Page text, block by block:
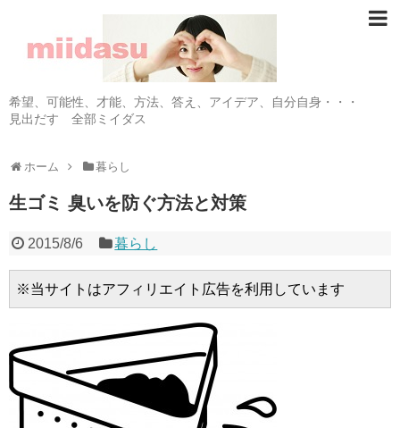
希望、可能性、才能、方法、答え、アイデア、自分自身・・・
見出だす 全部ミイダス
ホーム 暮らし
生ゴミ 臭いを防ぐ方法と対策
2015/8/6 暮らし
※当サイトはアフィリエイト広告を利用しています